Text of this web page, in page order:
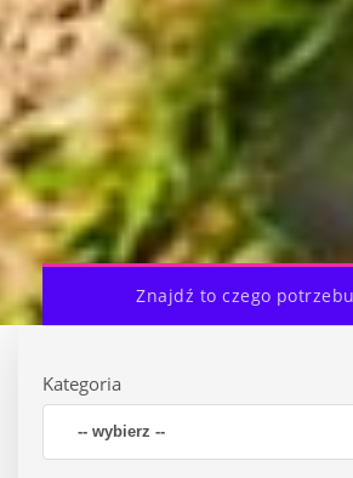
Znajdź to czego
Kategoria